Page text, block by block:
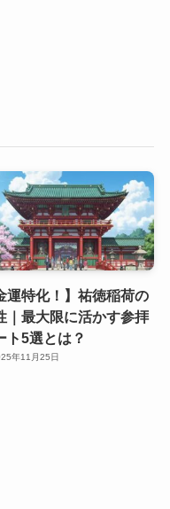
運特化！】祐徳稲荷の
｜最大限に活かす参拝
ト5選とは？
年11月25日